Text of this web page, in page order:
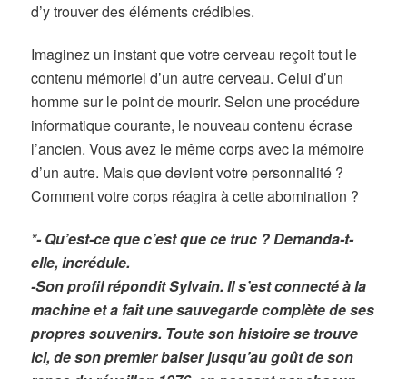
d’y trouver des éléments crédibles.
Imaginez un instant que votre cerveau reçoit tout le
contenu mémoriel d’un autre cerveau. Celui d’un
homme sur le point de mourir. Selon une procédure
informatique courante, le nouveau contenu écrase
l’ancien. Vous avez le même corps avec la mémoire
d’un autre. Mais que devient votre personnalité ?
Comment votre corps réagira à cette abomination ?
*- Qu’est-ce que c’est que ce truc ? Demanda-t-
elle, incrédule.
-Son profil répondit Sylvain. Il s’est connecté à la
machine et a fait une sauvegarde complète de ses
propres souvenirs. Toute son histoire se trouve
ici, de son premier baiser jusqu’au goût de son